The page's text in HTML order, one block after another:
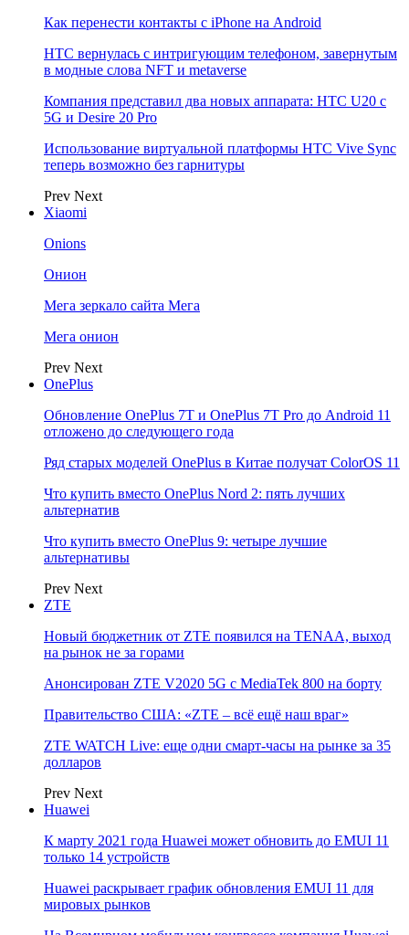
Как перенести контакты с iPhone на Android
HTC вернулась с интригующим телефоном, завернутым
в модные слова NFT и metaverse
Компания представил два новых аппарата: HTC U20 с
5G и Desire 20 Pro
Использование виртуальной платформы HTC Vive Sync
теперь возможно без гарнитуры
Prev Next
Xiaomi
Onions
Онион
Мега зеркало сайта Мега
Мега онион
Prev Next
OnePlus
Обновление OnePlus 7T и OnePlus 7T Pro до Android 11
отложено до следующего года
Ряд старых моделей OnePlus в Китае получат ColorOS 11
Что купить вместо OnePlus Nord 2: пять лучших
альтернатив
Что купить вместо OnePlus 9: четыре лучшие
альтернативы
Prev Next
ZTE
Новый бюджетник от ZTE появился на TENAA, выход
на рынок не за горами
Анонсирован ZTE V2020 5G с MediaTek 800 на борту
Правительство США: «ZTE – всё ещё наш враг»
ZTE WATCH Live: еще одни смарт-часы на рынке за 35
долларов
Prev Next
Huawei
К марту 2021 года Huawei может обновить до EMUI 11
только 14 устройств
Huawei раскрывает график обновления EMUI 11 для
мировых рынков